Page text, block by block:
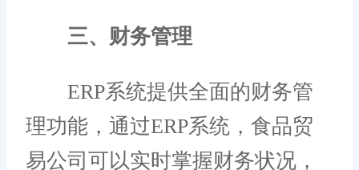
三、财务管理
ERP系统提供全面的财务管
理功能，通过ERP系统，食品贸
易公司可以实时掌握财务状况，